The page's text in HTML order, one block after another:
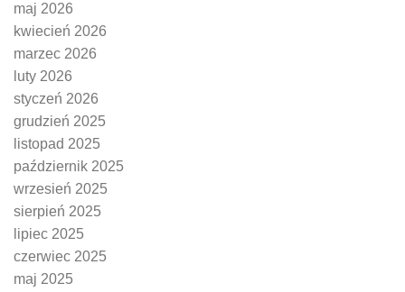
maj 2026
kwiecień 2026
marzec 2026
luty 2026
styczeń 2026
grudzień 2025
listopad 2025
październik 2025
wrzesień 2025
sierpień 2025
lipiec 2025
czerwiec 2025
maj 2025